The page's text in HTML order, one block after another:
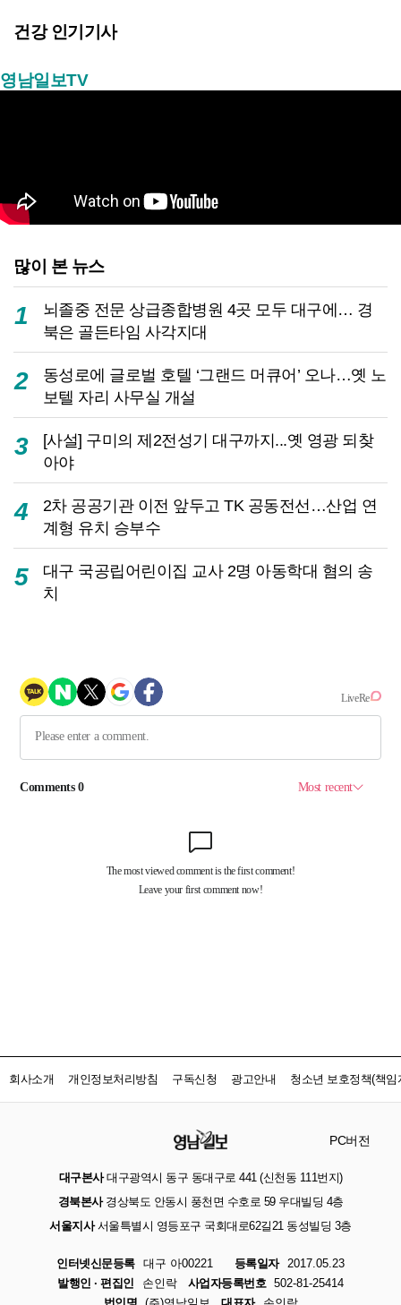
건강 인기기사
영남일보TV
많이 본 뉴스
1
뇌졸중 전문 상급종합병원 4곳 모두 대구에… 경
북은 골든타임 사각지대
2
동성로에 글로벌 호텔 ‘그랜드 머큐어’ 오나…옛 노
보텔 자리 사무실 개설
3
[사설] 구미의 제2전성기 대구까지...옛 영광 되찾
아야
4
2차 공공기관 이전 앞두고 TK 공동전선…산업 연
계형 유치 승부수
5
대구 국공립어린이집 교사 2명 아동학대 혐의 송
치
회사소개 개인정보처리방침 구독신청 광고안내 청소년 보호정책(책임
PC버전
대구본사대구광역시 동구 동대구로 441 (신천동 111번지)
경북본사경상북도 안동시 풍천면 수호로 59 우대빌딩 4층
서울지사서울특별시 영등포구 국회대로62길21 동성빌딩 3층
인터넷신문등록 대구 아00221 등록일자
2017.05.23
발행인 · 편집인
손인락 사업자등록번호 502-81-25414